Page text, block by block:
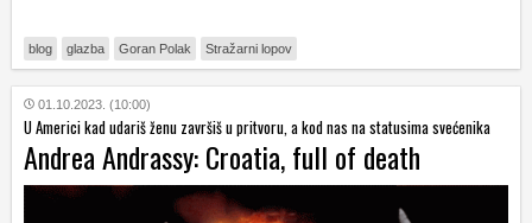
blog glazba Goran Polak Stražarni lopov
01.10.2023. (10:00)
U Americi kad udariš ženu završiš u pritvoru, a kod nas na statusima svećenika
Andrea Andrassy: Croatia, full of death